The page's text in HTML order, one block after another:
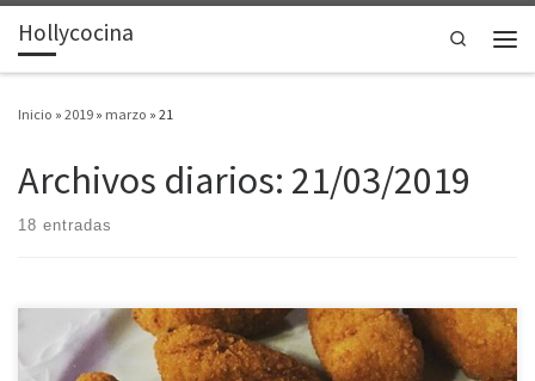
Saltar al contenido
Hollycocina
Search
Inicio » 2019 » marzo » 21
Archivos diarios: 21/03/2019
18 entradas